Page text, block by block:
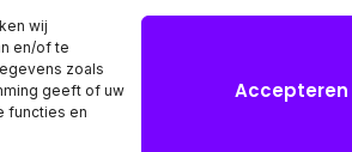
wij
en/of te
zoals
geeft of uw
functies en
Accepteren
fysieke winkel of bezoekadres, wij leveren